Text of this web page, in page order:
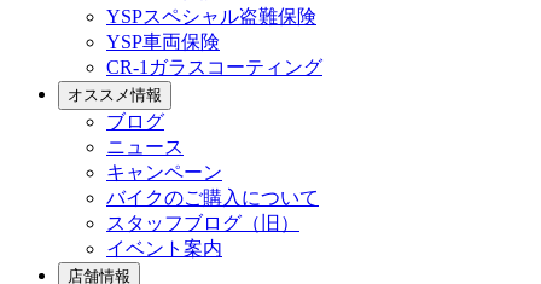
YSPスペシャル盗難保険
YSP車両保険
CR-1ガラスコーティング
オススメ情報
ブログ
ニュース
キャンペーン
バイクのご購入について
スタッフブログ（旧）
イベント案内
店舗情報